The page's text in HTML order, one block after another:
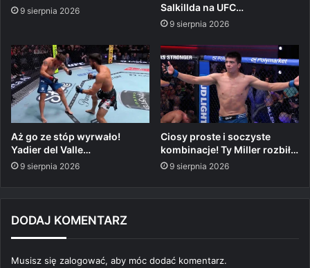
9 sierpnia 2026
Salkillda na UFC…
9 sierpnia 2026
Aż go ze stóp wyrwało!
Yadier del Valle…
9 sierpnia 2026
Ciosy proste i soczyste
kombinacje! Ty Miller rozbił…
9 sierpnia 2026
DODAJ KOMENTARZ
Musisz się zalogować, aby móc dodać komentarz.